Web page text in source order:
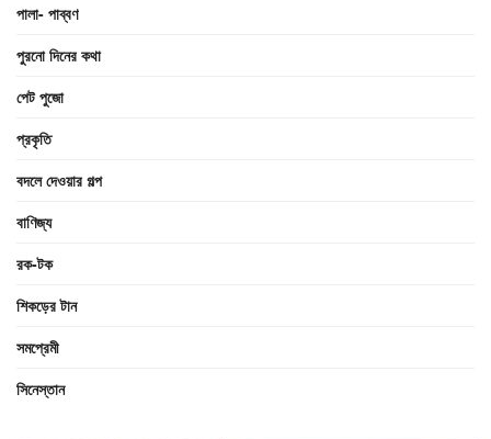
পালা- পাব্বণ
পুরনো দিনের কথা
পেট পুজো
প্রকৃতি
বদলে দেওয়ার গল্প
বাণিজ্য
রক-টক
শিকড়ের টান
সমপ্রেমী
সিনেস্তান